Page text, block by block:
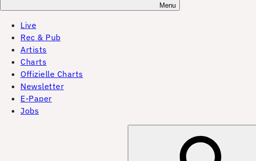
Menu
Live
Rec & Pub
Artists
Charts
Offizielle Charts
Newsletter
E-Paper
Jobs